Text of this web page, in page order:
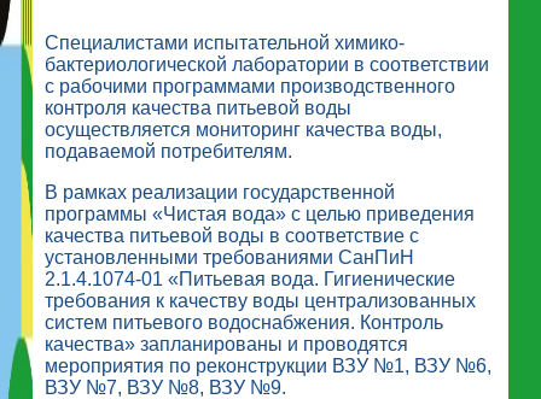
Специалистами испытательной химико-
бактериологической лаборатории в соответствии
с рабочими программами производственного
контроля качества питьевой воды
осуществляется мониторинг качества воды,
подаваемой потребителям.
В рамках реализации государственной
программы «Чистая вода» с целью приведения
качества питьевой воды в соответствие с
установленными требованиями СанПиН
2.1.4.1074-01 «Питьевая вода. Гигиенические
требования к качеству воды централизованных
систем питьевого водоснабжения. Контроль
качества» запланированы и проводятся
мероприятия по реконструкции ВЗУ №1, ВЗУ №6,
ВЗУ №7, ВЗУ №8, ВЗУ №9.